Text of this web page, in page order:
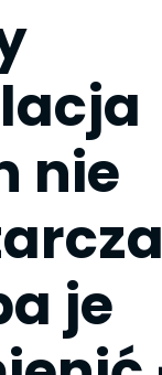
nie
je